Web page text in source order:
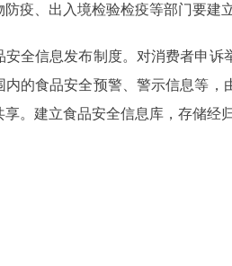
防疫、出入境检验检疫等部门要建
信息发布制度。对消费者申诉
内的食品安全预警、警示信息等
享。建立食品安全信息库，存储经